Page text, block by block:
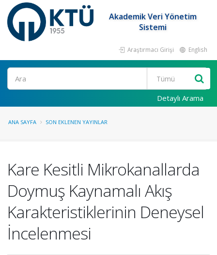
Akademik Veri Yönetim
Sistemi
Araştırmacı Girişi English
Ara
Detaylı Arama
ANA SAYFA SON EKLENEN YAYINLAR
Kare Kesitli Mikrokanallarda
Doymuş Kaynamalı Akış
Karakteristiklerinin Deneysel
İncelenmesi